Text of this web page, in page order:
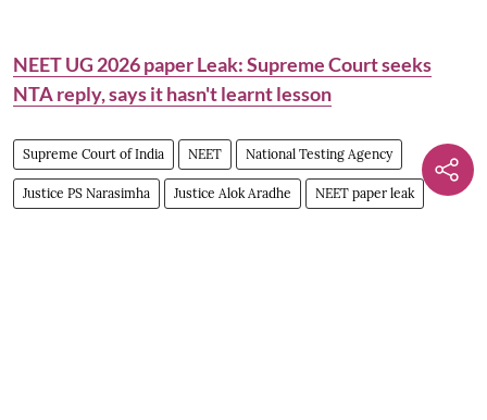
NEET UG 2026 paper Leak: Supreme Court seeks
NTA reply, says it hasn't learnt lesson
Supreme Court of India NEET National Testing Agency
Justice PS Narasimha Justice Alok Aradhe NEET paper leak